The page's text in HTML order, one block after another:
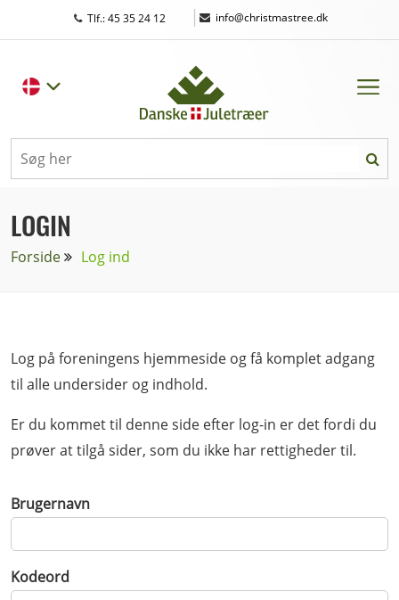
Tlf.: 45 35 24 12 | info@christmastree.dk
LOGIN
Forside Log ind
Log på foreningens hjemmeside og få komplet adgang
til alle undersider og indhold.
Er du kommet til denne side efter log-in er det fordi du
prøver at tilgå sider, som du ikke har rettigheder til.
Brugernavn
Kodeord